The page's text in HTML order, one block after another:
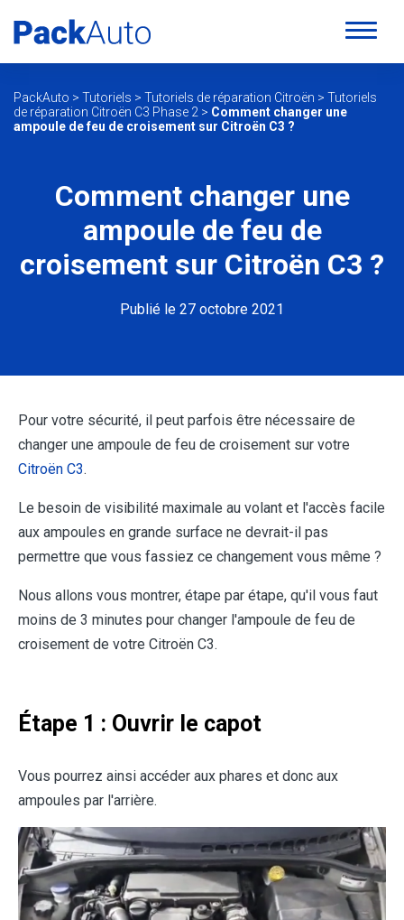
PackAuto > Tutoriels > Tutoriels de réparation Citroën > Tutoriels
de réparation Citroën C3 Phase 2 > Comment changer une
ampoule de feu de croisement sur Citroën C3 ?
Comment changer une
ampoule de feu de
croisement sur Citroën C3 ?
Publié le 27 octobre 2021
Pour votre sécurité, il peut parfois être nécessaire de
changer une ampoule de feu de croisement sur votre
Citroën C3.
Le besoin de visibilité maximale au volant et l'accès facile
aux ampoules en grande surface ne devrait-il pas
permettre que vous fassiez ce changement vous même ?
Nous allons vous montrer, étape par étape, qu'il vous faut
moins de 3 minutes pour changer l'ampoule de feu de
croisement de votre Citroën C3.
Étape 1 : Ouvrir le capot
Vous pourrez ainsi accéder aux phares et donc aux
ampoules par l'arrière.